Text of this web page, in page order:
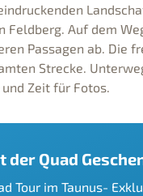
Feldberg. Auf dem
Passagen ab. Die
Strecke.
Zeit für Fotos.
Quad
Tour im Taunus-